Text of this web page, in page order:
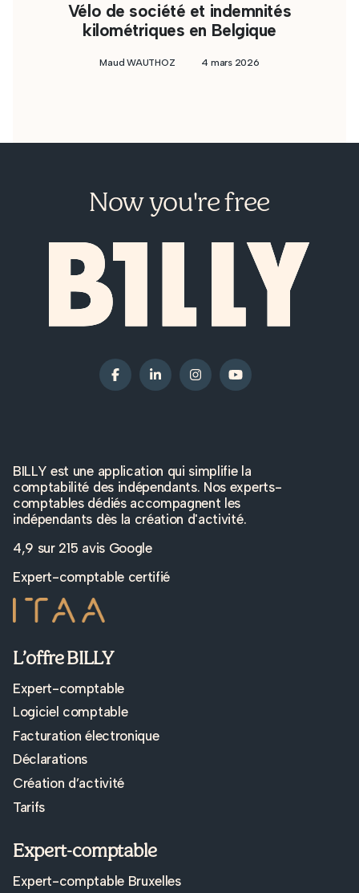
Vélo de société et indemnités
kilométriques en Belgique
Maud WAUTHOZ 4 mars 2026
Now you're free
BILLY est une application qui simplifie la
comptabilité des indépendants. Nos experts-
comptables dédiés accompagnent les
indépendants dès la création d'activité.
4,9 sur 215 avis Google
Expert-comptable certifié
L’offre BILLY
Expert-comptable
Logiciel comptable
Facturation électronique
Déclarations
Création d’activité
Tarifs
Expert-comptable
Expert-comptable Bruxelles